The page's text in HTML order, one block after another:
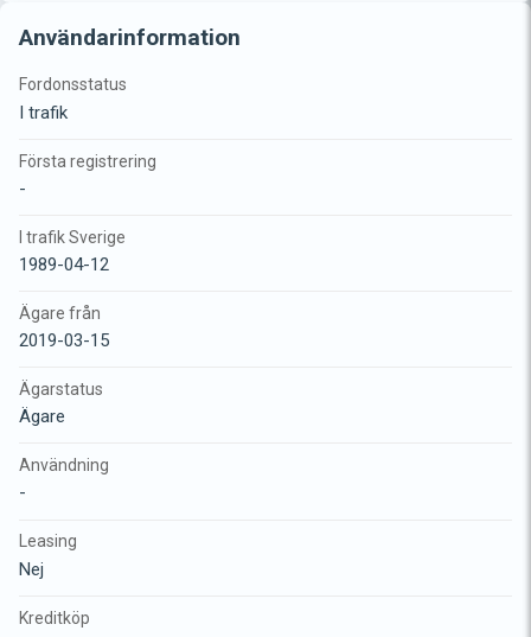
Användarinformation
Fordonsstatus
I trafik
Första registrering
-
I trafik Sverige
1989-04-12
Ägare från
2019-03-15
Ägarstatus
Ägare
Användning
-
Leasing
Nej
Kreditköp